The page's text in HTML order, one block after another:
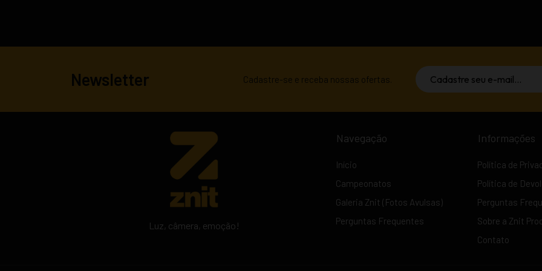
Após o período de 90 dias, as fotos não serão mais armazenadas. Após este período será necessário
Newsletter Cadastre-se e receba nossas ofertas.
Luz, câmera, emoção!
Navegação
Início
Campeonatos
Galeria Znit (Fotos Avulsas)
Perguntas Frequentes
Informações
Política de
Política de
Perguntas
Sobre a Znit
Contato